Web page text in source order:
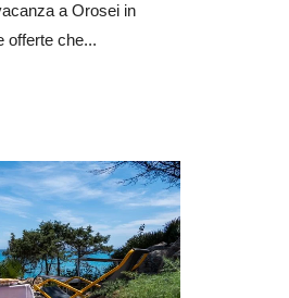
a Orosei in
offerte che...